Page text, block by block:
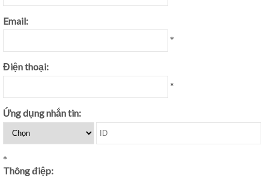
Email:
*
Điện thoại:
*
Ứng dụng nhắn tin:
*
Thông điệp: